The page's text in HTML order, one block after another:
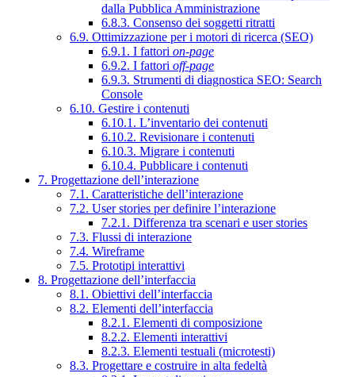
dalla Pubblica Amministrazione
6.8.3. Consenso dei soggetti ritratti
6.9. Ottimizzazione per i motori di ricerca (SEO)
6.9.1. I fattori on-page
6.9.2. I fattori off-page
6.9.3. Strumenti di diagnostica SEO: Search
Console
6.10. Gestire i contenuti
6.10.1. L’inventario dei contenuti
6.10.2. Revisionare i contenuti
6.10.3. Migrare i contenuti
6.10.4. Pubblicare i contenuti
7. Progettazione dell’interazione
7.1. Caratteristiche dell’interazione
7.2. User stories per definire l’interazione
7.2.1. Differenza tra scenari e user stories
7.3. Flussi di interazione
7.4. Wireframe
7.5. Prototipi interattivi
8. Progettazione dell’interfaccia
8.1. Obiettivi dell’interfaccia
8.2. Elementi dell’interfaccia
8.2.1. Elementi di composizione
8.2.2. Elementi interattivi
8.2.3. Elementi testuali (microtesti)
8.3. Progettare e costruire in alta fedeltà